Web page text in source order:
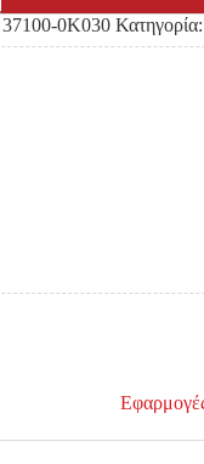
37100-0K030 Κατηγορία: